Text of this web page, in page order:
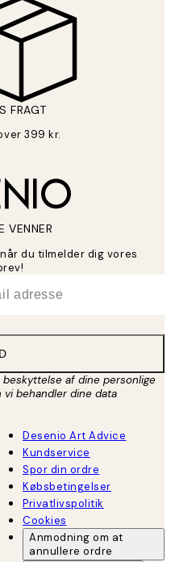
FRAGT
399 kr.
VENNER
du tilmelder dig vores
beskyttelse af dine personlige
behandler dine data
Desenio Art Advice
Kundservice
Spor din ordre
Købsbetingelser
Privatlivspolitik
Cookies
Anmodning om at
annullere ordre